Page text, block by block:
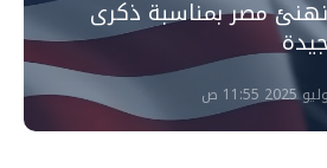
تهنئ مصر بمناسبة ذكرى